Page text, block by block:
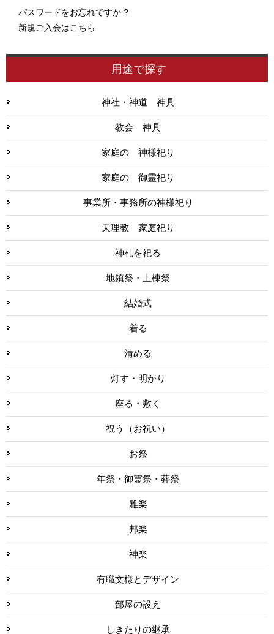
パスワードをお忘れですか ?
新規ご入会はこちら
用途で探す
神社・神道 神具
教会 神具
家庭の 神様祀り
家庭の 御霊祀り
事業所・事務所の神様祀り
天理教 家庭祀り
神札を祀る
地鎮祭・上棟祭
結婚式
着る
清める
灯す・明かり
座る・敷く
祝う（お祝い）
お祭
年祭・御霊祭・葬祭
雅楽
邦楽
神楽
有職文様とデザイン
部屋の設え
しきたりの継承